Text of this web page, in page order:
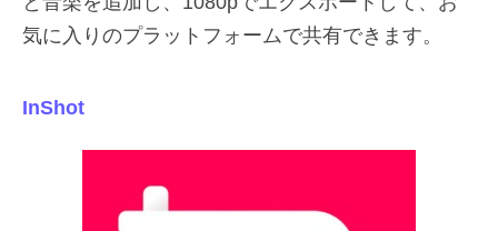
気に入りのプラットフォームで共有できます。
InShot